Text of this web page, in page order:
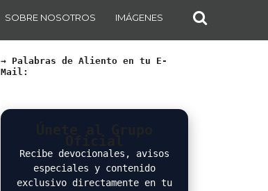
SOBRE NOSOTROS IMÁGENES
→ Palabras de Aliento en tu E-
Mail:
Recibe devocionales, avisos
especiales y contenido
exclusivo directamente en tu